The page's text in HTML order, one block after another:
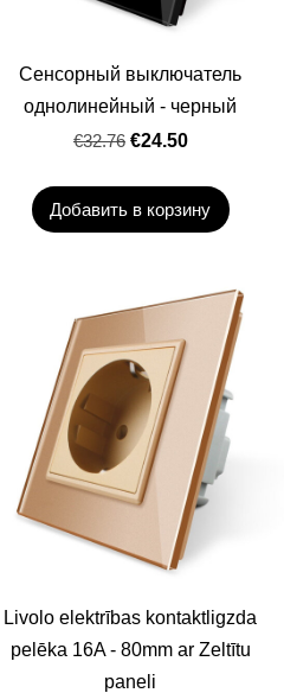
Сенсорный выключатель
однолинейный - черный
€32.76 €24.50
Добавить в корзину
Livolo elektrības kontaktligzda
pelēka 16A - 80mm ar Zeltītu
paneli